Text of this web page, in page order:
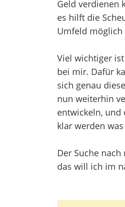
Geld verdienen
es hilft die
Umfeld möglich
Viel wichtiger
bei mir. Dafür
sich genau
nun weiterhin
entwickeln, und
klar werden
Der Suche
das will ich im